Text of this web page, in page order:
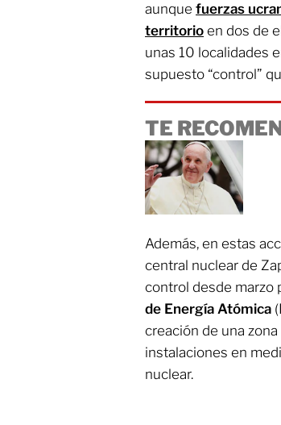
aunque fuerzas
territorio en dos de
unas 10 localidades
supuesto “control”
TE
Además, en estas
central nuclear de
control desde marzo
de Energía Atómica
creación de una
instalaciones en
nuclear.